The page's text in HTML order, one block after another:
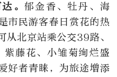
。 郁金香、牡丹、海
市民游客春日赏花的热
从北京站乘公交39路、
藤花、小雏菊绚烂盛
好者青睐，为旅途增添